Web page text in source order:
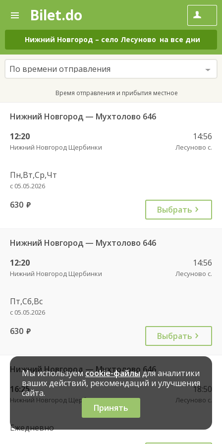
—
Поиск
и
покупка
билетов
на
автобус
онлайн
Bilet.do
Нижний Новгород – село Лесуново на все дни
По времени отправления
Время отправления и прибытия местное
Нижний Новгород — Мухтолово 646
12:20
Нижний Новгород Щербинки
14:56
Лесуново с.
Пн,Вт,Ср,Чт
с 05.05.2026
630 руб. Выбрать
Нижний Новгород — Мухтолово 646
12:20
Нижний Новгород Щербинки
14:56
Лесуново с.
Пт,Сб,Вс
с 05.05.2026
630 руб. Выбрать
Нижний Новгород — Мухтолово 646
16:25
Нижний Новгород Щербинки
18:50
Лесуново с.
Ежедневно
Мы используем cookie-файлыдля аналитики
ваших действий, рекомендаций и улучшения
сайта.
Принять